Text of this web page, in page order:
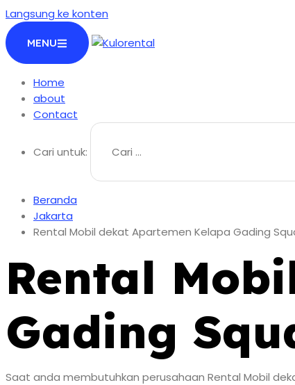
Langsung ke konten
MENU
Home
about
Contact
Cari untuk:
Beranda
Jakarta
Rental Mobil dekat Apartemen Kelapa Gading
Rental
Gading
Saat anda membutuhkan perusahaan Rental Mobil